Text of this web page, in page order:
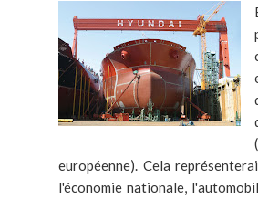
européenne). Cela
l'économie nationale,